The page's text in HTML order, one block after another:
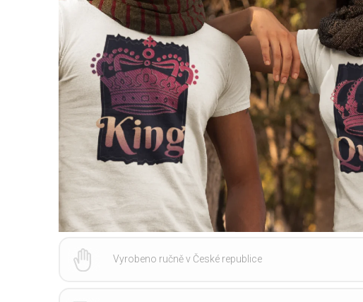
Vyrobeno ručně v České republice